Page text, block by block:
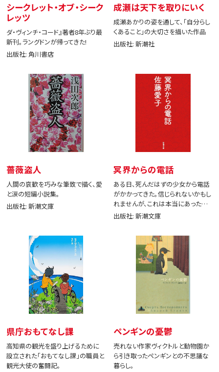
シークレット・オブ・シーク
レッツ
ダ・ヴィンチ・コード』著者8年ぶり最
新刊。ラングドンが帰ってきた!
出版社: 角川書店
成瀬は天下を取りにいく
成瀬あかりの姿を通して、「自分らし
くあること」の大切さを描いた作品
出版社: 新潮社
薔薇盗人
人間の哀歓を巧みな筆致で描く、愛
と涙の短編小説集。
出版社: 新潮文庫
冥界からの電話
ある日、死んだはずの少女から電話
がかかってきた。信じられないかもし
れませんが、これは本当にあった出
来事です。
出版社: 新潮文庫
県庁おもてなし課
高知県の観光を盛り上げるために
設立された「おもてなし課」の職員と
観光大使の奮闘記。
ペンギンの憂鬱
売れない作家ヴィクトルと動物園か
ら引き取ったペンギンとの不思議な
暮らし。